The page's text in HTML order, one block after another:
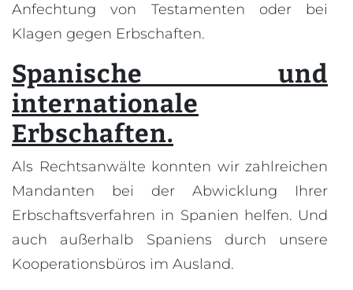
Anfechtung von Testamenten oder bei
Klagen gegen Erbschaften.
Spanische und
internationale
Erbschaften.
Als Rechtsanwälte konnten wir zahlreichen
Mandanten bei der Abwicklung Ihrer
Erbschaftsverfahren in Spanien helfen. Und
auch außerhalb Spaniens durch unsere
Kooperationsbüros im Ausland.